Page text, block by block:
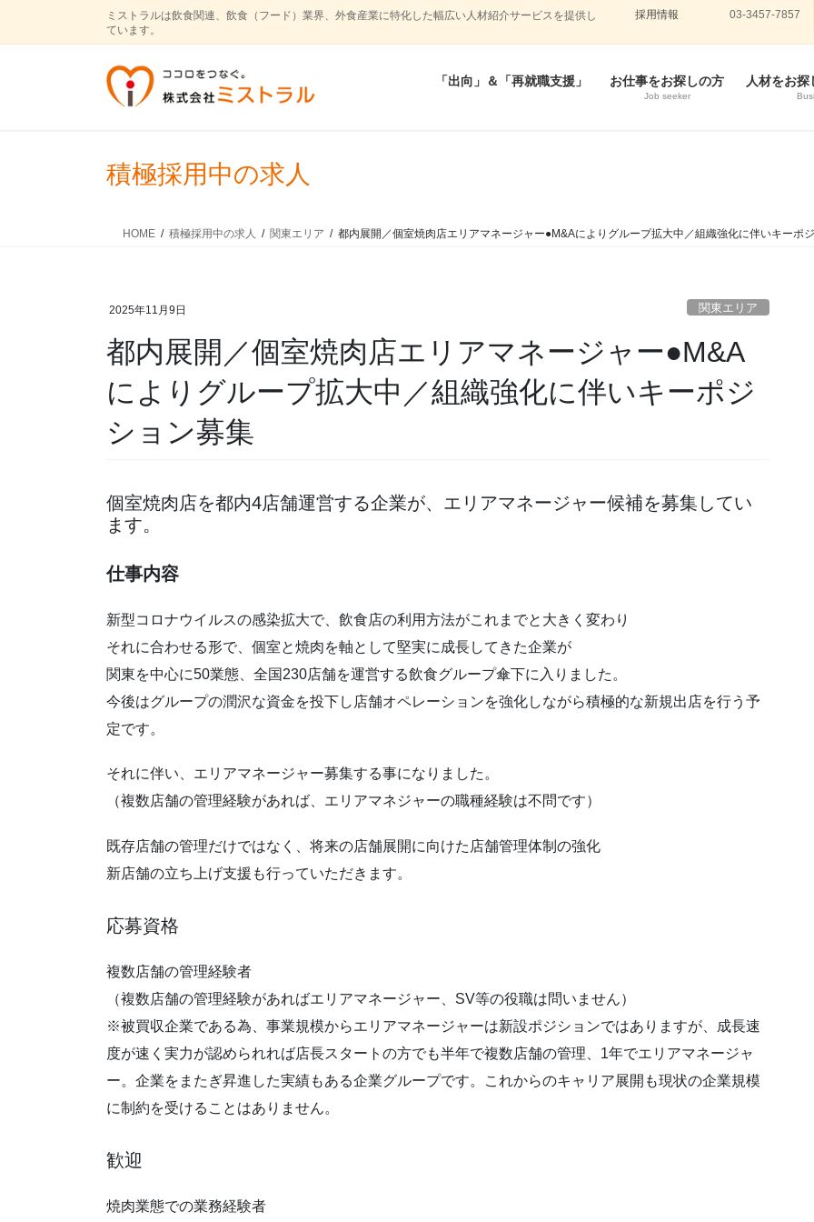
ミストラルは飲食関連、飲食（フード）業界、外食産業に特化した幅広い人材紹介サービスを提供し
ています。
採用情報 03-3457-7857
「出向」＆「再就職支援」 お仕事をお探しの方
Job seeker
人材をお
積極採用中の求人
HOME 積極採用中の求人 関東エリア 都内展開／個室焼肉店エリアマネージャー●M&Aによりグループ拡大中／組織強化に伴いキーポ
2025年11月9日 関東エリア
都内展開／個室焼肉店エリアマネージャー●M&A
によりグループ拡大中／組織強化に伴いキーポジ
ション募集
個室焼肉店を都内4店舗運営する企業が、エリアマネージャー候補を募集してい
ます。
仕事内容
新型コロナウイルスの感染拡大で、飲食店の利用方法がこれまでと大きく変わり
それに合わせる形で、個室と焼肉を軸として堅実に成長してきた企業が
関東を中心に50業態、全国230店舗を運営する飲食グループ傘下に入りました。
今後はグループの潤沢な資金を投下し店舗オペレーションを強化しながら積極的な新規出店を行う予
定です。
それに伴い、エリアマネージャー募集する事になりました。
（複数店舗の管理経験があれば、エリアマネジャーの職種経験は不問です）
既存店舗の管理だけではなく、将来の店舗展開に向けた店舗管理体制の強化
新店舗の立ち上げ支援も行っていただきます。
応募資格
複数店舗の管理経験者
（複数店舗の管理経験があればエリアマネージャー、SV等の役職は問いません）
※被買収企業である為、事業規模からエリアマネージャーは新設ポジションではありますが、成長速
度が速く実力が認められれば店長スタートの方でも半年で複数店舗の管理、1年でエリアマネージャ
ー。企業をまたぎ昇進した実績もある企業グループです。これからのキャリア展開も現状の企業規模
に制約を受けることはありません。
歓迎
焼肉業態での業務経験者